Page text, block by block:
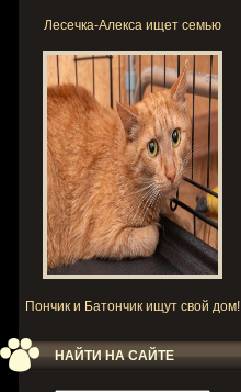
Лесечка-Алекса ищет семью
Пончик и Батончик ищут свой дом!
НАЙТИ НА САЙТЕ